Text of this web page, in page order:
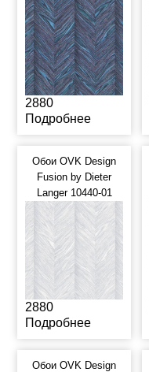
2880
Подробнее
Обои OVK Design
Fusion by Dieter
Langer 10440-01
2880
Подробнее
Обои OVK Design